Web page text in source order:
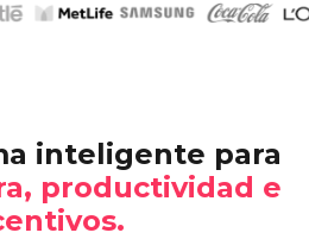
inteligente para
productividad e